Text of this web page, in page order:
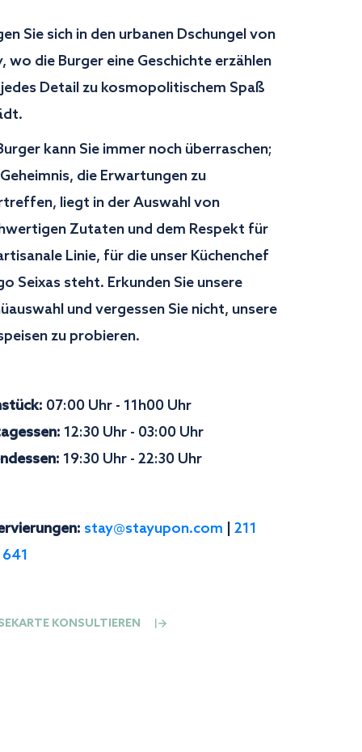
Sie sich in den urbanen Dschungel von
wo die Burger eine Geschichte erzählen
Detail zu kosmopolitischem Spaß
kann Sie immer noch überraschen;
die Erwartungen zu
liegt in der Auswahl von
Zutaten und dem Respekt für
Linie, für die unser Küchenchef
Seixas steht. Erkunden Sie unsere
und vergessen Sie nicht, unsere
zu probieren.
07:00 Uhr - 11h00 Uhr
12:30 Uhr - 03:00 Uhr
19:30 Uhr - 22:30 Uhr
stay@stayupon.com
211
KONSULTIEREN